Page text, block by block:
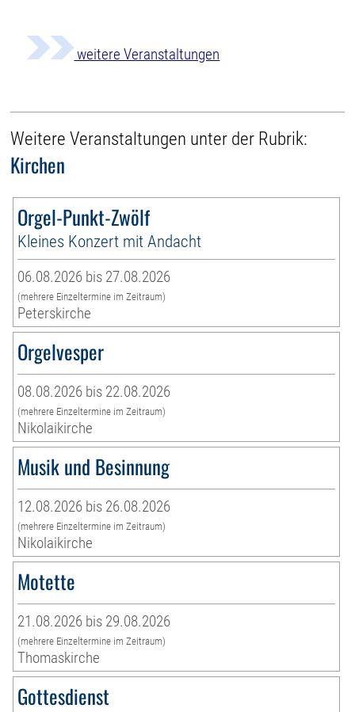
weitere Veranstaltungen
Weitere Veranstaltungen unter der Rubrik:
Kirchen
Orgel-Punkt-Zwölf
Kleines Konzert mit Andacht
06.08.2026 bis 27.08.2026
(mehrere Einzeltermine im Zeitraum)
Peterskirche
Orgelvesper
08.08.2026 bis 22.08.2026
(mehrere Einzeltermine im Zeitraum)
Nikolaikirche
Musik und Besinnung
12.08.2026 bis 26.08.2026
(mehrere Einzeltermine im Zeitraum)
Nikolaikirche
Motette
21.08.2026 bis 29.08.2026
(mehrere Einzeltermine im Zeitraum)
Thomaskirche
Gottesdienst